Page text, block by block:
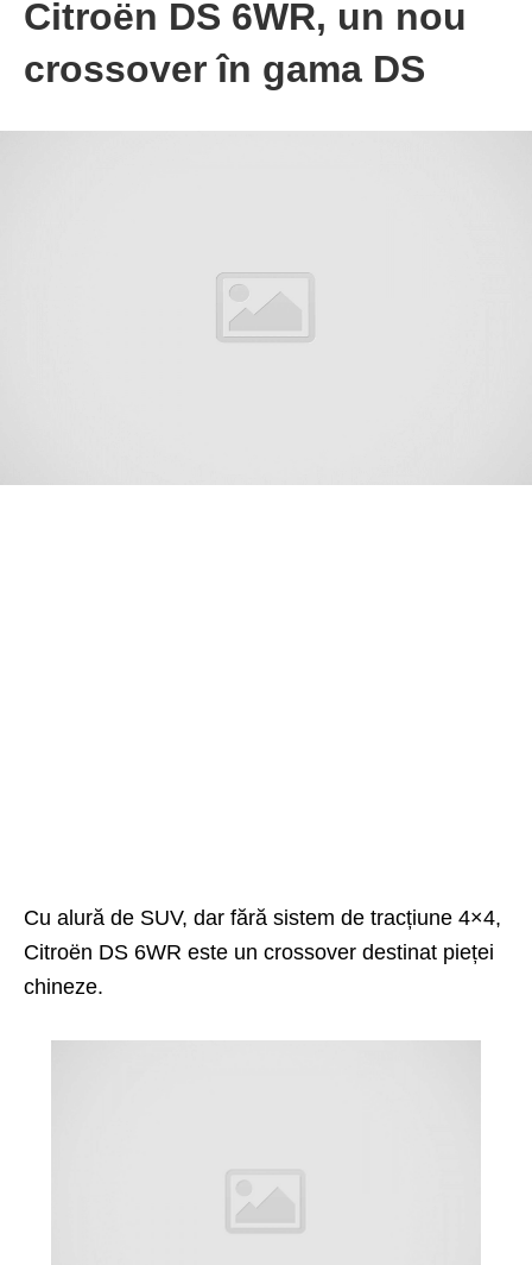
Citroën DS 6WR, un nou
crossover în gama DS
Cu alură de SUV, dar fără sistem de tracțiune 4×4,
Citroën DS 6WR este un crossover destinat pieței
chineze.